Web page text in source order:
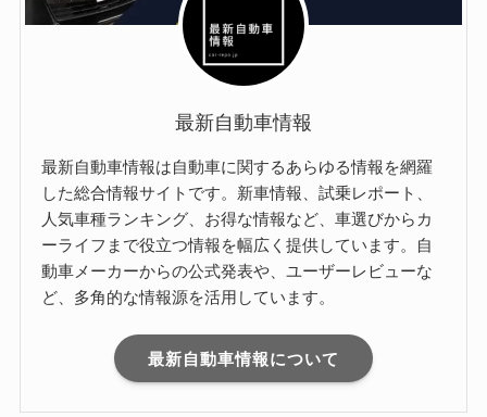
最新自動車情報
最新自動車情報は自動車に関するあらゆる情報を網羅
した総合情報サイトです。新車情報、試乗レポート、
人気車種ランキング、お得な情報など、車選びからカ
ーライフまで役立つ情報を幅広く提供しています。自
動車メーカーからの公式発表や、ユーザーレビューな
ど、多角的な情報源を活用しています。
最新自動車情報について